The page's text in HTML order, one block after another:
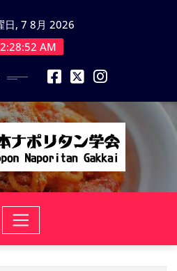
日, 7 8月 2026
2:28:53 AM